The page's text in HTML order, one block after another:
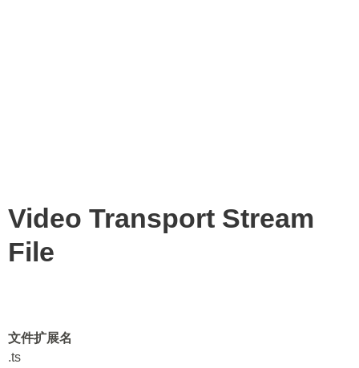
Video Transport Stream
File
文件扩展名
.ts